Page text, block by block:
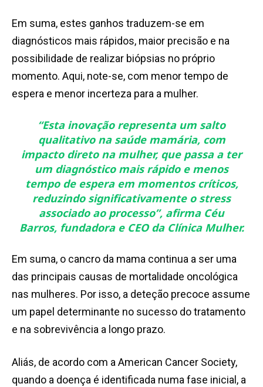
Em suma, estes ganhos traduzem-se em
diagnósticos mais rápidos, maior precisão e na
possibilidade de realizar biópsias no próprio
momento. Aqui, note-se, com menor tempo de
espera e menor incerteza para a mulher.
“Esta inovação representa um salto
qualitativo na saúde mamária, com
impacto direto na mulher, que passa a ter
um diagnóstico mais rápido e menos
tempo de espera em momentos críticos,
reduzindo significativamente o stress
associado ao processo”, afirma Céu
Barros, fundadora e CEO da Clínica Mulher.
Em suma, o cancro da mama continua a ser uma
das principais causas de mortalidade oncológica
nas mulheres. Por isso, a deteção precoce assume
um papel determinante no sucesso do tratamento
e na sobrevivência a longo prazo.
Aliás, de acordo com a American Cancer Society,
quando a doença é identificada numa fase inicial, a